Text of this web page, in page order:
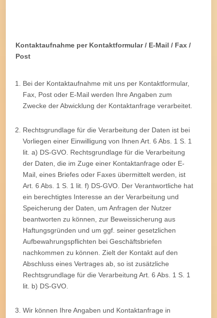
Kontaktaufnahme per Kontaktformular / E-Mail / Fax /
Post
Bei der Kontaktaufnahme mit uns per Kontaktformular,
Fax, Post oder E-Mail werden Ihre Angaben zum
Zwecke der Abwicklung der Kontaktanfrage verarbeitet.
Rechtsgrundlage für die Verarbeitung der Daten ist bei
Vorliegen einer Einwilligung von Ihnen Art. 6 Abs. 1 S. 1
lit. a) DS-GVO. Rechtsgrundlage für die Verarbeitung
der Daten, die im Zuge einer Kontaktanfrage oder E-
Mail, eines Briefes oder Faxes übermittelt werden, ist
Art. 6 Abs. 1 S. 1 lit. f) DS-GVO. Der Verantwortliche hat
ein berechtigtes Interesse an der Verarbeitung und
Speicherung der Daten, um Anfragen der Nutzer
beantworten zu können, zur Beweissicherung aus
Haftungsgründen und um ggf. seiner gesetzlichen
Aufbewahrungspflichten bei Geschäftsbriefen
nachkommen zu können. Zielt der Kontakt auf den
Abschluss eines Vertrages ab, so ist zusätzliche
Rechtsgrundlage für die Verarbeitung Art. 6 Abs. 1 S. 1
lit. b) DS-GVO.
Wir können Ihre Angaben und Kontaktanfrage in